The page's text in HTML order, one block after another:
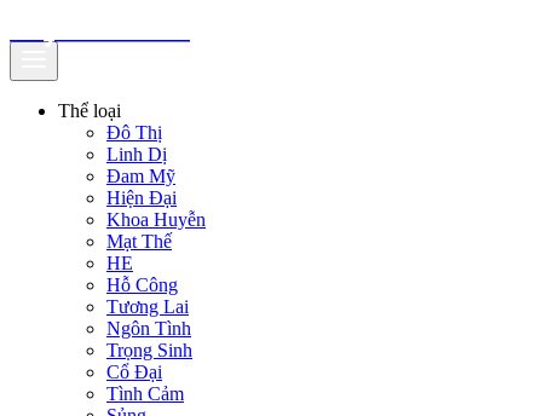
Thể loại
Đô Thị
Linh Dị
Đam Mỹ
Hiện Đại
Khoa Huyễn
Mạt Thế
HE
Hỗ Công
Tương Lai
Ngôn Tình
Trọng Sinh
Cổ Đại
Tình Cảm